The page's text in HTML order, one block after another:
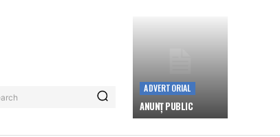
ADVERTORIAL
ANUNȚ PUBLIC